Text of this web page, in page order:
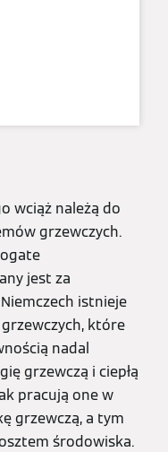
wciąż należą do
grzewczych.
jest za
istnieje
które
nadal
grzewczą i ciepłą
pracują one w
grzewczą, a tym
środowiska.